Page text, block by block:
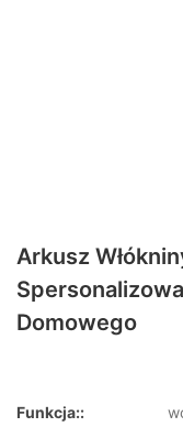
Arkusz
Domowego
Funkcja::